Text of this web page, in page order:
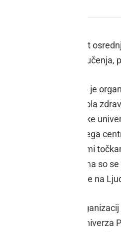
2020 v Ormožu je, kot
vseživljenjskega
učenja 2020, ki jo je
jo je izvajalo društvo Šola
direktorica Ljudske
Andragoškega
z glasbenimi in pevskimi
kulturnega programa so
življenjsko obdobje na
je predstavilo 16
Vraza, Ljudska